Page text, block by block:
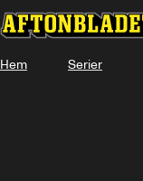
Hem Serier